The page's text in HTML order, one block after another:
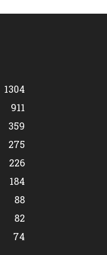
1304
911
359
275
226
184
88
82
74